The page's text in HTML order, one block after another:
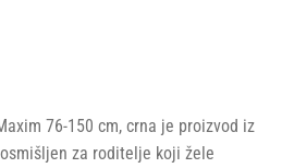
76-150 cm, crna je proizvod iz
za roditelje koji žele